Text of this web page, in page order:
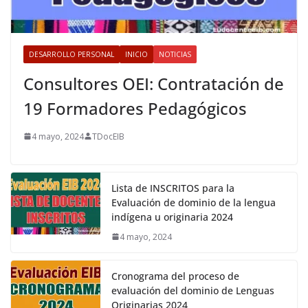
DESARROLLO PERSONAL INICIO NOTICIAS
Consultores OEI: Contratación de
19 Formadores Pedagógicos
4 mayo, 2024 TDocEIB
Lista de INSCRITOS para la
Evaluación de dominio de la lengua
indígena u originaria 2024
4 mayo, 2024
Cronograma del proceso de
evaluación del dominio de Lenguas
Originarias 2024